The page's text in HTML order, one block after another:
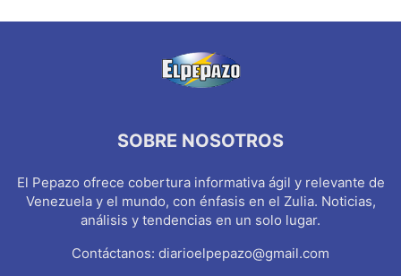
SOBRE NOSOTROS
El Pepazo ofrece cobertura informativa ágil y relevante de
Venezuela y el mundo, con énfasis en el Zulia. Noticias,
análisis y tendencias en un solo lugar.
Contáctanos: diarioelpepazo@gmail.com